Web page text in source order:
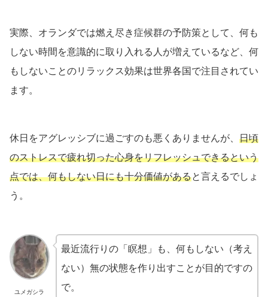
実際、オランダでは燃え尽き症候群の予防策として、何も
しない時間を意識的に取り入れる人が増えているなど、何
もしないことのリラックス効果は世界各国で注目されてい
ます。
休日をアグレッシブに過ごすのも悪くありませんが、 日頃
のストレスで疲れ切った心身をリフレッシュできるという
点では、何もしない日にも十分価値があると言えるでしょ
う。
ユメガシラ
最近流行りの「瞑想」も、何もしない（考え
ない）無の状態を作り出すことが目的ですの
で。